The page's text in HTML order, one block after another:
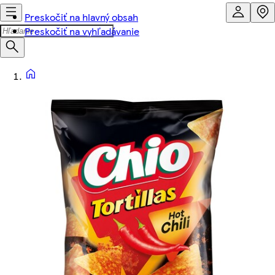
Preskočiť na hlavný obsah
Preskočiť na vyhľadávanie